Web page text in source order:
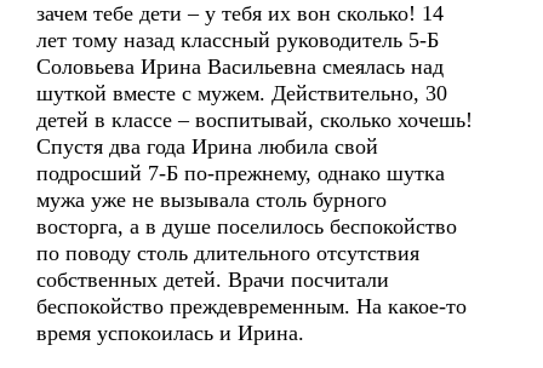
зачем тебе дети – у тебя их вон сколько! 14
лет тому назад классный руководитель 5-Б
Соловьева Ирина Васильевна смеялась над
шуткой вместе с мужем. Действительно, 30
детей в классе – воспитывай, сколько хочешь!
Спустя два года Ирина любила свой
подросший 7-Б по-прежнему, однако шутка
мужа уже не вызывала столь бурного
восторга, а в душе поселилось беспокойство
по поводу столь длительного отсутствия
собственных детей. Врачи посчитали
беспокойство преждевременным. На какое-то
время успокоилась и Ирина.